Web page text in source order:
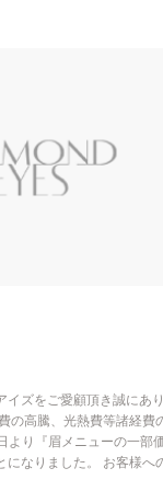
イズをご愛顧頂き誠にあ
の高騰、光熱費等諸経費
より『眉メニューの一部
になりました。 お客様へ